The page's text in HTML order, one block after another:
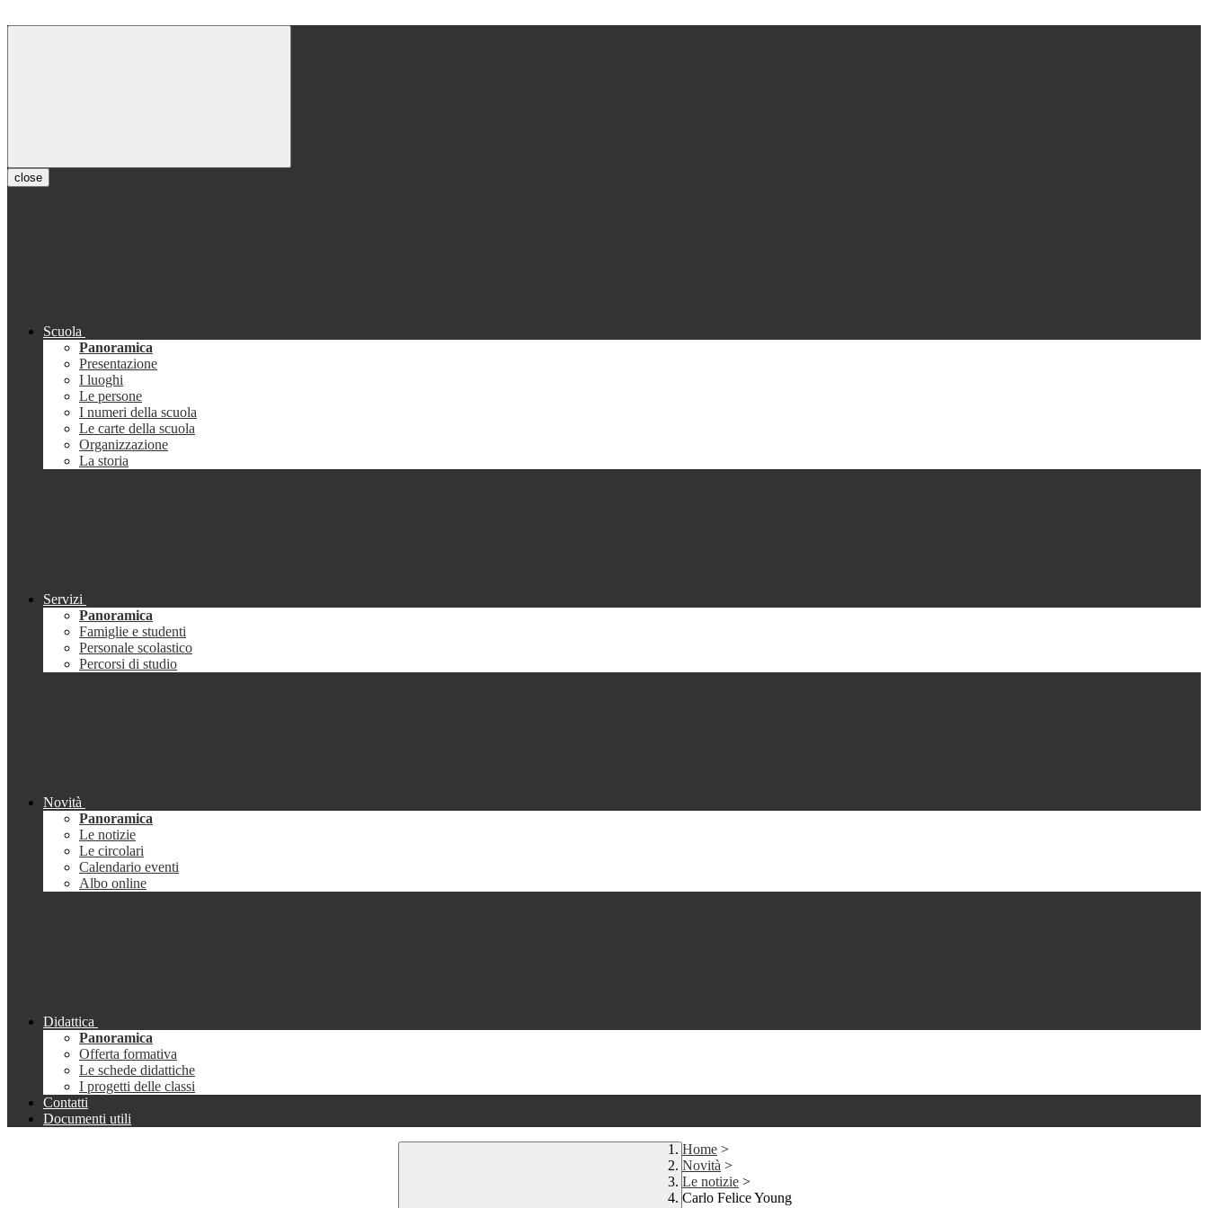
close
Scuola
Panoramica
Presentazione
I luoghi
Le persone
I numeri della scuola
Le carte della scuola
Organizzazione
La storia
Servizi
Panoramica
Famiglie e studenti
Personale scolastico
Percorsi di studio
Novità
Panoramica
Le notizie
Le circolari
Calendario eventi
Albo online
Didattica
Panoramica
Offerta formativa
Le schede didattiche
I progetti delle classi
Contatti
Documenti utili
Home >
Novità >
Le notizie >
Carlo Felice Young